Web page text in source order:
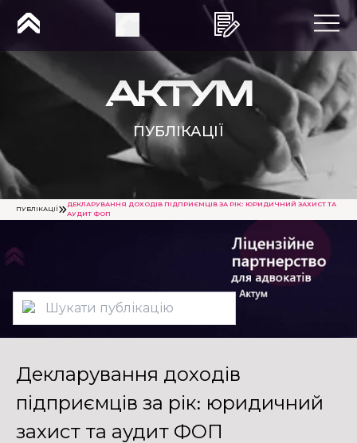
ПУБЛІКАЦІЇ
ПУБЛІКАЦІЇ
ДЕКЛАРУВАННЯ ДОХОДІВ ПІДПРИЄМЦІВ ЗА РІК: ЮРИДИЧНИЙ ЗАХИСТ ТА
АУДИТ ФОП
Декларування доходів
підприємців за рік: юридичний
захист та аудит ФОП